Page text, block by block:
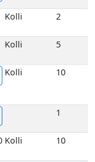
Kolli 2
Kolli 5
Kolli 10
1
Kolli 10